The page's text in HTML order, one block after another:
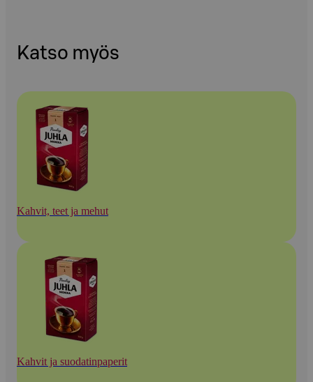
Katso myös
Kahvit, teet ja mehut
Kahvit ja suodatinpaperit